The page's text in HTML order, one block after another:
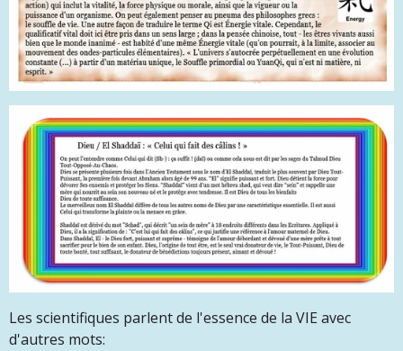
Les scientifiques parlent de l'essence de la VIE avec
d'autres mots: